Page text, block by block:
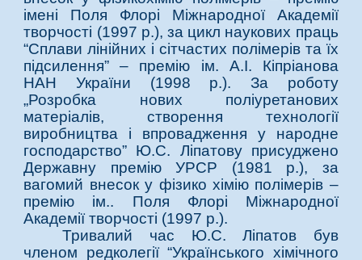
імені Поля Флорі Міжнародної Академії
творчості (1997 р.), за цикл наукових праць
“Сплави лінійних і сітчастих полімерів та їх
підсилення” – премію ім. А.І. Кіпріанова
НАН України (1998 р.). За роботу
„Розробка нових поліуретанових
матеріалів, створення технології
виробництва і впровадження у народне
господарство” Ю.С. Ліпатову присуджено
Державну премію УРСР (1981 р.), за
вагомий внесок у фізико хімію полімерів –
премію ім.. Поля Флорі Міжнародної
Академії творчості (1997 р.).
Тривалий час Ю.С. Ліпатов був
членом редколегії “Українського хімічного